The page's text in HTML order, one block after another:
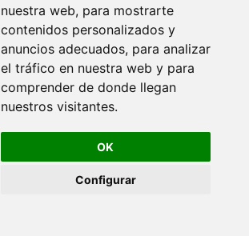
nuestra web, para mostrarte
contenidos personalizados y
anuncios adecuados, para analizar
el tráfico en nuestra web y para
comprender de donde llegan
nuestros visitantes.
OK
Configurar